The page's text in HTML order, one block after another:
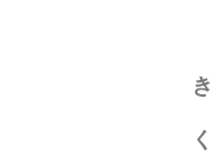
き
く